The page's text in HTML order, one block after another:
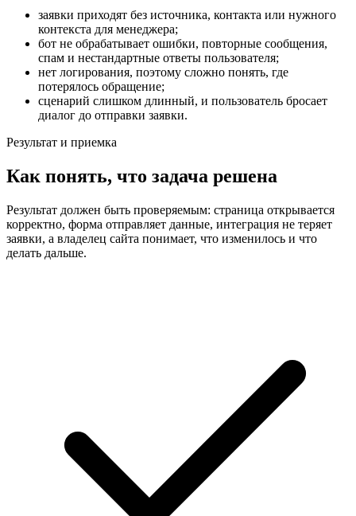
заявки приходят без источника, контакта или нужного
контекста для менеджера;
бот не обрабатывает ошибки, повторные сообщения,
спам и нестандартные ответы пользователя;
нет логирования, поэтому сложно понять, где
потерялось обращение;
сценарий слишком длинный, и пользователь бросает
диалог до отправки заявки.
Результат и приемка
Как понять, что задача решена
Результат должен быть проверяемым: страница открывается
корректно, форма отправляет данные, интеграция не теряет
заявки, а владелец сайта понимает, что изменилось и что
делать дальше.